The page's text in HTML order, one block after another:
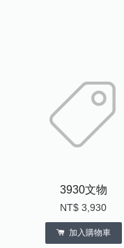
3930文物
NT$ 3,930
加入購物車